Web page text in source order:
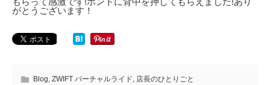
がとうございます！
Blog, ZWIFT バーチャルライド, 店長のひとりごと